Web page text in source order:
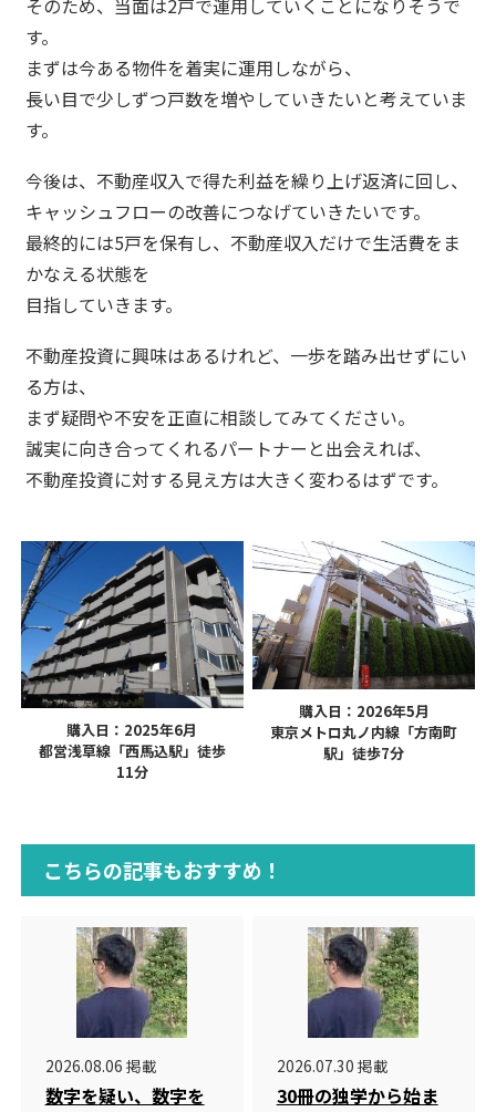
す。
まずは今ある物件を着実に運用しながら、
長い目で少しずつ戸数を増やしていきたいと考えていま
す。
今後は、不動産収入で得た利益を繰り上げ返済に回し、
キャッシュフローの改善につなげていきたいです。
最終的には5戸を保有し、不動産収入だけで生活費をま
かなえる状態を
目指していきます。
不動産投資に興味はあるけれど、一歩を踏み出せずにい
る方は、
まず疑問や不安を正直に相談してみてください。
誠実に向き合ってくれるパートナーと出会えれば、
不動産投資に対する見え方は大きく変わるはずです。
購入日：2025年6月
都営浅草線「西馬込駅」徒歩
11分
購入日：2026年5月
東京メトロ丸ノ内線「方南町
駅」徒歩7分
こちらの記事もおすすめ！
2026.08.06 掲載
数字を疑い、数字を
2026.07.30 掲載
30冊の独学から始ま